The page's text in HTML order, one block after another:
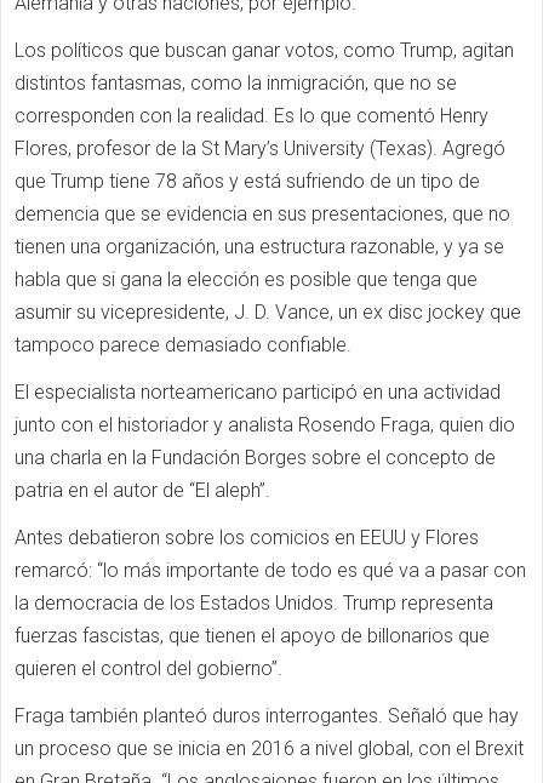
Los políticos que buscan ganar votos, como Trump, agitan
distintos fantasmas, como la inmigración, que no se
corresponden con la realidad. Es lo que comentó Henry
Flores, profesor de la St Mary’s University (Texas). Agregó
que Trump tiene 78 años y está sufriendo de un tipo de
demencia que se evidencia en sus presentaciones, que no
tienen una organización, una estructura razonable, y ya se
habla que si gana la elección es posible que tenga que
asumir su vicepresidente, J. D. Vance, un ex disc jockey que
tampoco parece demasiado confiable.
El especialista norteamericano participó en una actividad
junto con el historiador y analista Rosendo Fraga, quien dio
una charla en la Fundación Borges sobre el concepto de
patria en el autor de “El aleph”.
Antes debatieron sobre los comicios en EEUU y Flores
remarcó: “lo más importante de todo es qué va a pasar con
la democracia de los Estados Unidos. Trump representa
fuerzas fascistas, que tienen el apoyo de billonarios que
quieren el control del gobierno”.
Fraga también planteó duros interrogantes. Señaló que hay
un proceso que se inicia en 2016 a nivel global, con el Brexit